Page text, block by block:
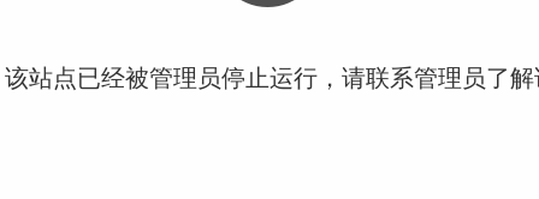
站点已经被管理员停止运行，请联系管理员了